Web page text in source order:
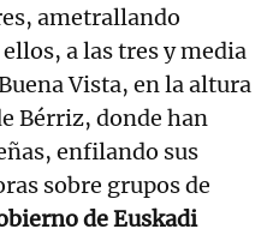
ametrallando
a las tres y media
Vista, en la altura
Bérriz, donde han
enfilando sus
sobre grupos de
de Euskadi